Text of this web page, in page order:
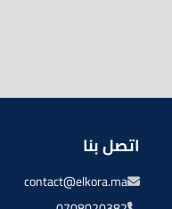
اتصل بنا
contact@elkora.ma